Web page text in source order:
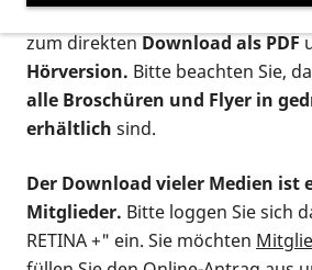
postalischen Bestellung als
zum direktenDownload als PDF
Hörversion. Bitte beachten Sie,
alle Broschüren und Flyer in
erhältlich sind.
Der Download vieler Medien ist
Mitglieder. Bitte loggen Sie sich
RETINA +" ein. Sie möchten